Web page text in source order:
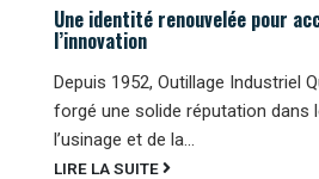
Une identité renouvelée pour
l’innovation
Depuis 1952, Outillage Industriel
forgé une solide réputation dans
l’usinage et de la...
LIRE LA SUITE